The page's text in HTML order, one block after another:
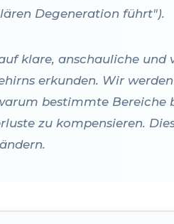
Degeneration führt").
klare, anschauliche
erkunden. Wir
bestimmte Bereiche
zu kompensieren.